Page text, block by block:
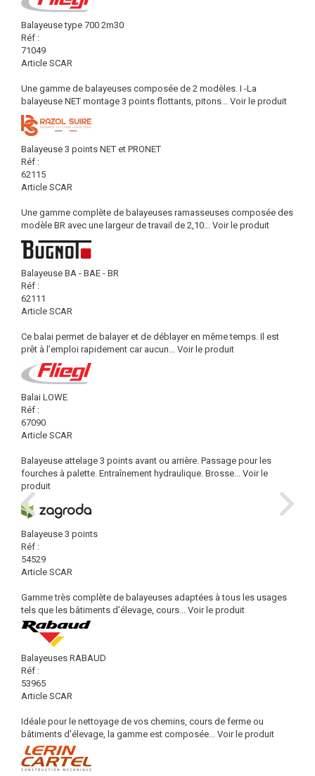
Balayeuse type 700 2m30
Réf :
71049
Article SCAR
Une gamme de balayeuses composée de 2 modèles. I -La
balayeuse NET montage 3 points flottants, pitons... Voir le produit
Balayeuse 3 points NET et PRONET
Réf :
62115
Article SCAR
Une gamme complète de balayeuses ramasseuses composée des
modèle BR avec une largeur de travail de 2,10... Voir le produit
Balayeuse BA - BAE - BR
Réf :
62111
Article SCAR
Ce balai permet de balayer et de déblayer en même temps. Il est
prêt à l’emploi rapidement car aucun... Voir le produit
Balai LOWE
Réf :
67090
Article SCAR
Balayeuse attelage 3 points avant ou arrière. Passage pour les
fourches à palette. Entraînement hydraulique. Brosse... Voir le
produit
Balayeuse 3 points
Réf :
54529
Article SCAR
Gamme très complète de balayeuses adaptées à tous les usages
tels que les bâtiments d’élevage, cours... Voir le produit
Balayeuses RABAUD
Réf :
53965
Article SCAR
Idéale pour le nettoyage de vos chemins, cours de ferme ou
bâtiments d'élevage, la gamme est composée... Voir le produit